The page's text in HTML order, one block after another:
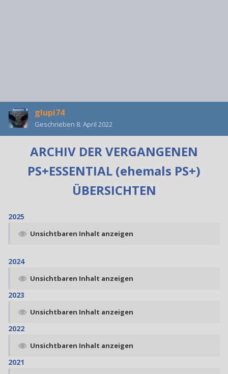
glupi74
Geschrieben 8. April 2022
ARCHIV DER VERGANGENEN
PS+ESSENTIAL (ehemals PS+)
ÜBERSICHTEN
2025
Unsichtbaren Inhalt anzeigen
2024
Unsichtbaren Inhalt anzeigen
2023
Unsichtbaren Inhalt anzeigen
2022
Unsichtbaren Inhalt anzeigen
2021